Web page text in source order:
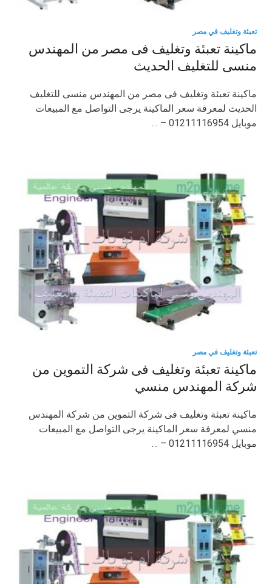
تعبئة وتغليف في مصر
ماكينة تعبئة وتغليف فى مصر من المهندس
منسى للتغليف الحديث
ماكينة تعبئة وتغليف فى مصر من المهندس منسى للتغليف
الحديث لمعرفة سعر الماكينة يرجى التواصل مع المبيعات
موبايل 01211116954 – …
تعبئة وتغليف في مصر
ماكينة تعبئة وتغليف فى شركة التموين من
شركة المهندس منسي
ماكينة تعبئة وتغليف فى شركة التموين من شركة المهندس
منسي لمعرفة سعر الماكينة يرجى التواصل مع المبيعات
موبايل 01211116954 – …